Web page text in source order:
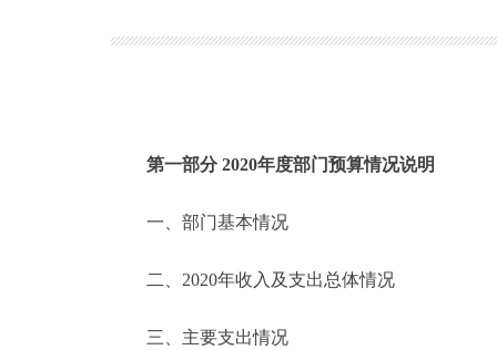
第一部分 2020年度部门预算情况说明
一、部门基本情况
二、2020年收入及支出总体情况
三、主要支出情况